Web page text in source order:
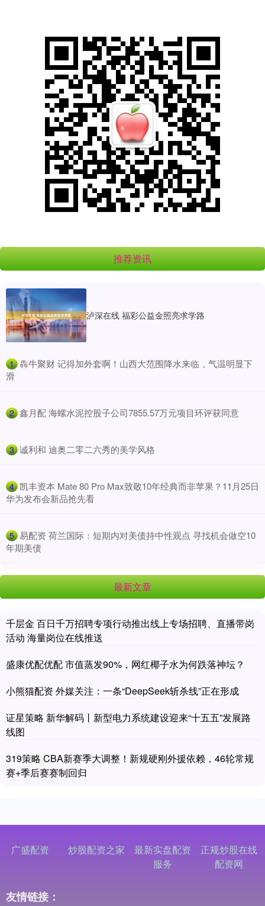
推荐资讯
泸深在线 福彩公益金照亮求学路
1 ​犇牛聚财 记得加外套啊！山西大范围降水来临，气温明显下
滑
2 ​鑫月配 海螺水泥控股子公司7855.57万元项目环评获同意
3 ​诚利和 迪奥二零二六秀的美学风格
4 ​凯丰资本 Mate 80 Pro Max致敬10年经典而非苹果？11月25日
华为发布会新品抢先看
5 ​易配资 荷兰国际：短期内对美债持中性观点 寻找机会做空10
年期美债
最新文章
千层金 百日千万招聘专项行动推出线上专场招聘、直播带岗
活动 海量岗位在线推送
盛康优配优配 市值蒸发90%，网红椰子水为何跌落神坛？
小熊猫配资 外媒关注：一条“DeepSeek斩杀线”正在形成
证星策略 新华解码丨新型电力系统建设迎来“十五五”发展路
线图
319策略 CBA新赛季大调整！新规硬刚外援依赖，46轮常规
赛+季后赛赛制回归
广盛配资 炒股配资之家
最新实盘配资
服务
正规炒股在线
配资网
友情链接：